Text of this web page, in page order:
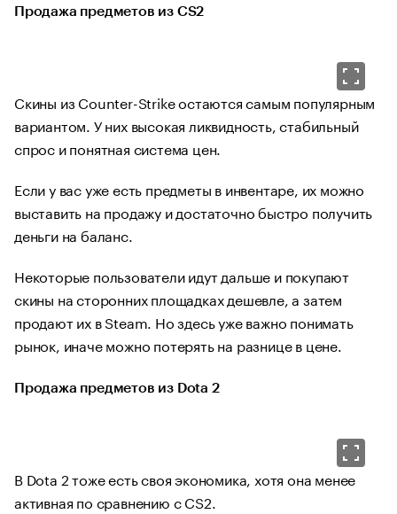
Продажа предметов из CS2
Скины из Counter-Strike остаются самым популярным
вариантом. У них высокая ликвидность, стабильный
спрос и понятная система цен.
Если у вас уже есть предметы в инвентаре, их можно
выставить на продажу и достаточно быстро получить
деньги на баланс.
Некоторые пользователи идут дальше и покупают
скины на сторонних площадках дешевле, а затем
продают их в Steam. Но здесь уже важно понимать
рынок, иначе можно потерять на разнице в цене.
Продажа предметов из Dota 2
В Dota 2 тоже есть своя экономика, хотя она менее
активная по сравнению с CS2.